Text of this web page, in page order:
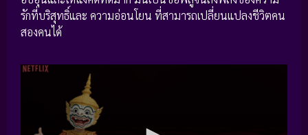
รักที่บริสุทธิ์และ ความอ่อนโยน ที่สามารถเปลี่ยนแปลงชีวิตคน
สองคนได้